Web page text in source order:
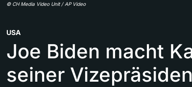
© CH Media Video Unit / AP Video
USA
Joe Biden macht
seiner